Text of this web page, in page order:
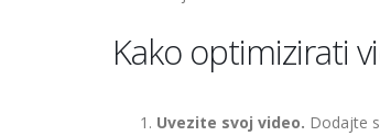
Kako optimizirati
Uvezite svoj video. Dodajte